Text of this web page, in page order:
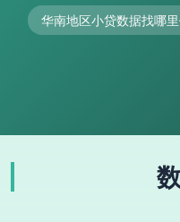
华南地区小贷数据找哪